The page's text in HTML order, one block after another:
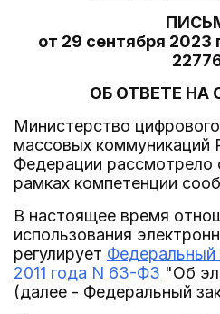
от 29 сентября 2023
ОБ ОТВЕТЕ НА
Министерство
массовых коммуникаций
Федерации рассмотрело
рамках компетенции
В настоящее время
использования
регулирует Федеральный
2011 года N 63-ФЗ "Об
(далее - Федеральный